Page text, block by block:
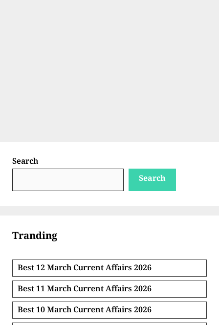
Search
Search
Tranding
Best 12 March Current Affairs 2026
Best 11 March Current Affairs 2026
Best 10 March Current Affairs 2026